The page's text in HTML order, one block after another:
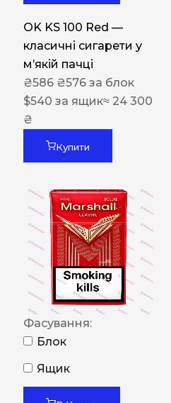
OK KS 100 Red —
класичні сигарети у
м’якій пачці
₴586 ₴576 за блок
$540 за ящик≈ 24 300
₴
Купити
Фасування:
Блок
Ящик